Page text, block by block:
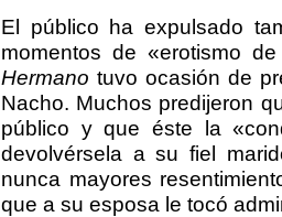
El público ha expulsado
momentos de «erotismo
Hermano tuvo ocasión de
Nacho. Muchos predijeron
público y que éste la
devolvérsela a su fiel
nunca mayores
que a su esposa le tocó